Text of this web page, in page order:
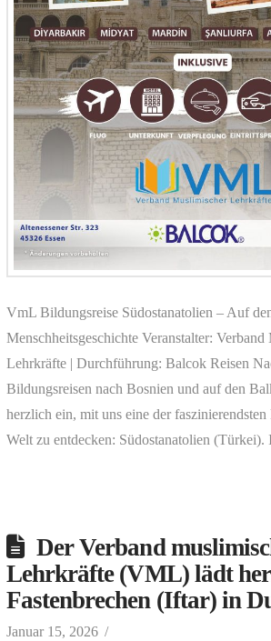
VmL Bildungsreise Südostanatolien – Auf
Menschheitsgeschichte Veranstalter:
Lehrkräfte | Durchführung: Balcok Reisen
Bildungsreisen nach Bosnien und auf den
herzlich ein, mit uns eine der
Welt zu entdecken: Südostanatolien
Der Verband
Lehrkräfte (VML) lädt
Fastenbrechen (Iftar) in
Januar 15, 2026